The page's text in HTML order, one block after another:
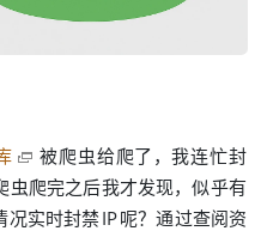
被爬虫给爬了 ，我连忙封
虫爬完之后我才发现，似乎有
况实时封禁 IP呢？通过查阅资